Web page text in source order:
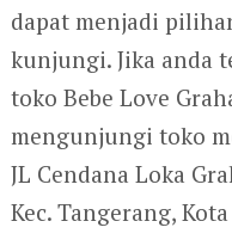
dapat menjadi
kunjungi. Jika anda
toko Bebe Love
mengunjungi toko
JL Cendana Loka
Kec. Tangerang,